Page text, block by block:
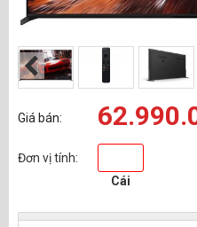
Giá bán:
Đơn vị tính:
Cái